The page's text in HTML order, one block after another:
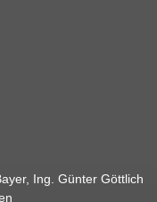
Ing. Günter Göttlich